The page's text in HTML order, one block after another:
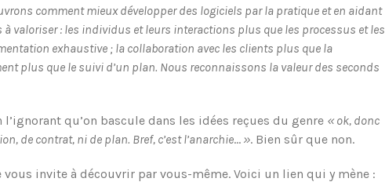
comment mieux développer des logiciels par la pratique et en aidant
à valoriser : les individus et leurs interactions plus que les processus et les
exhaustive ; la collaboration avec les clients plus que la
plus que le suivi d’un plan. Nous reconnaissons la valeur des seconds
qu’on bascule dans les idées reçues du genre « ok, donc
de contrat, ni de plan. Bref, c’est l’anarchie…». Bien sûr que non.
invite à découvrir par vous-même. Voici un lien qui y mène :